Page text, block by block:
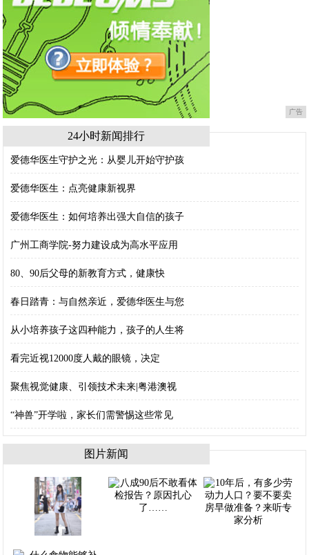
广告
24小时新闻排行
爱德华医生守护之光：从婴儿开始守护孩
爱德华医生：点亮健康新视界
爱德华医生：如何培养出强大自信的孩子
广州工商学院-努力建设成为高水平应用
80、90后父母的新教育方式，健康快
春日踏青：与自然亲近，爱德华医生与您
从小培养孩子这四种能力，孩子的人生将
看完近视12000度人戴的眼镜，决定
聚焦视觉健康、引领技术未来|粤港澳视
“神兽”开学啦，家长们需警惕这些常见
图片新闻